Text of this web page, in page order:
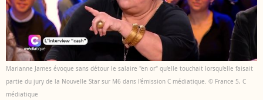
Marianne James évoque sans détour le salaire "en or" qu'elle touchait lorsqu'elle faisait
partie du jury de la Nouvelle Star sur M6 dans l'émission C médiatique. © France 5, C
médiatique